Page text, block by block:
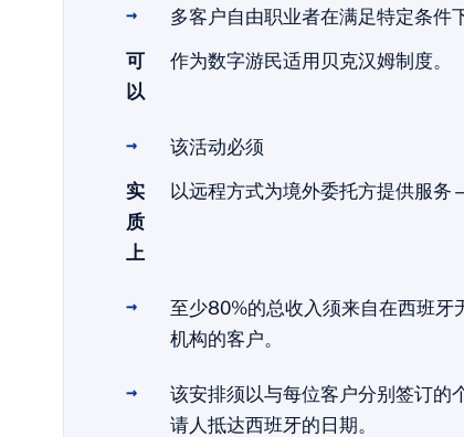
多客户自由职业者在满足特定条件
可
以
作为数字游民适用贝克汉姆制度。
该活动必须
实
质
上
以远程方式为境外委托方提供服
至少80%的总收入须来自在西班牙
机构的客户。
该安排须以与每位客户分别签订的
请人抵达西班牙的日期。